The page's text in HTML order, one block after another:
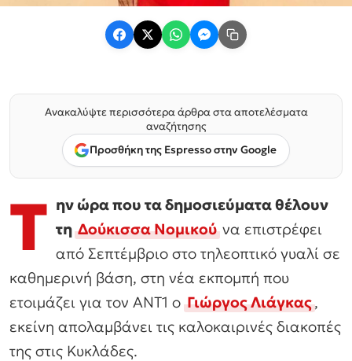
Ανακαλύψτε περισσότερα άρθρα στα αποτελέσματα
αναζήτησης
Προσθήκη της Espresso στην Google
Τ ην ώρα που τα δημοσιεύματα θέλουν
τηΔούκισσα Νομικού να επιστρέφει
από Σεπτέμβριο στο τηλεοπτικό γυαλί σε
καθημερινή βάση, στη νέα εκπομπή που
ετοιμάζει για τον ΑΝΤ1 οΓιώργος Λιάγκας,
εκείνη απολαμβάνει τις καλοκαιρινές διακοπές
της στις Κυκλάδες.